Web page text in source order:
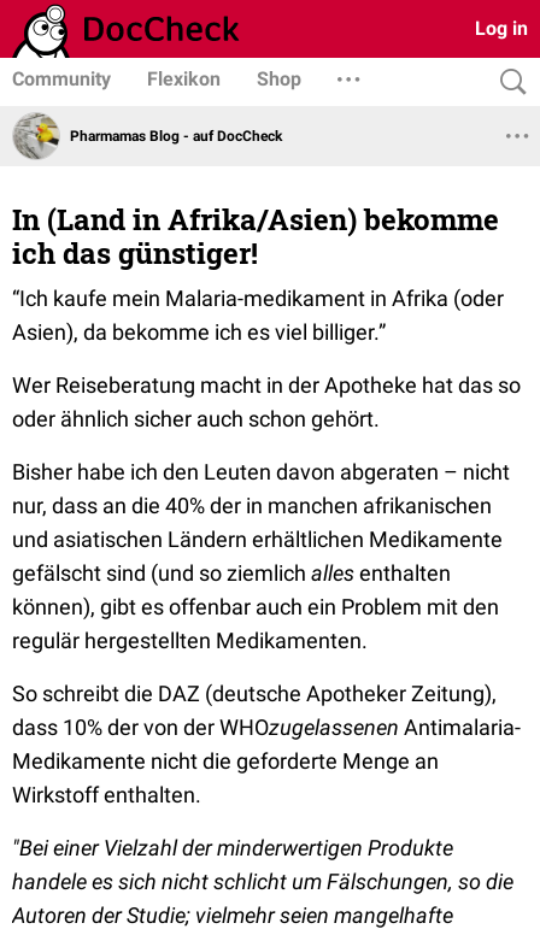
Log in
Community Flexikon Shop
Pharmamas Blog - auf DocCheck
In (Land in Afrika/Asien) bekomme
ich das günstiger!
“Ich kaufe mein Malaria-medikament in Afrika (oder
Asien), da bekomme ich es viel billiger.”
Wer Reiseberatung macht in der Apotheke hat das so
oder ähnlich sicher auch schon gehört.
Bisher habe ich den Leuten davon abgeraten – nicht
nur, dass an die 40% der in manchen afrikanischen
und asiatischen Ländern erhältlichen Medikamente
gefälscht sind (und so ziemlich allesenthalten
können), gibt es offenbar auch ein Problem mit den
regulär hergestellten Medikamenten.
So schreibt die DAZ (deutsche Apotheker Zeitung),
dass 10% der von der WHOzugelassenen Antimalaria-
Medikamente nicht die geforderte Menge an
Wirkstoff enthalten.
"Bei einer Vielzahl der minderwertigen Produkte
handele es sich nicht schlicht um Fälschungen, so die
Autoren der Studie; vielmehr seien mangelhafte